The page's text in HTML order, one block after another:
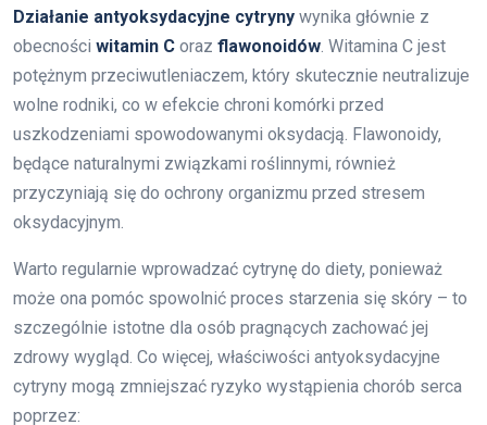
Działanie antyoksydacyjne cytryny wynika głównie z
obecności witamin C oraz flawonoidów . Witamina C jest
potężnym przeciwutleniaczem, który skutecznie neutralizuje
wolne rodniki, co w efekcie chroni komórki przed
uszkodzeniami spowodowanymi oksydacją. Flawonoidy,
będące naturalnymi związkami roślinnymi, również
przyczyniają się do ochrony organizmu przed stresem
oksydacyjnym.
Warto regularnie wprowadzać cytrynę do diety, ponieważ
może ona pomóc spowolnić proces starzenia się skóry – to
szczególnie istotne dla osób pragnących zachować jej
zdrowy wygląd. Co więcej, właściwości antyoksydacyjne
cytryny mogą zmniejszać ryzyko wystąpienia chorób serca
poprzez: